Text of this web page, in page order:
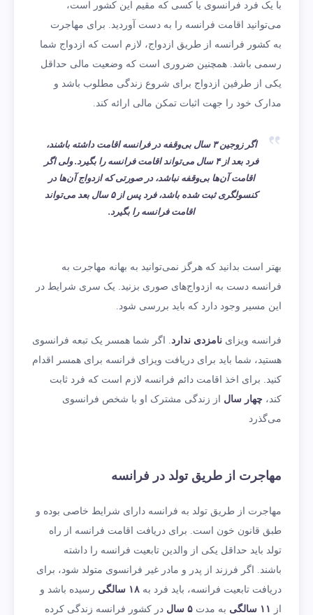
با یک فرد فرانسوی یا کسی که مقیم این کشور است،
می‌توانید اقامت فرانسه را به دست آوردید. برای مهاجرت
به کشور فرانسه از طریق ازدواج، لازم است که ازدواج شما
رسمی باشد. همچنین ضروری است که وضعیت مالی حداقل
یکی از طرفین ازدواج برای شروع زندگی مطلوب باشد و
مدارک خود را جهت اثبات تمکن مالی ارائه کند.
اگر زوجین ۳ سال بی‌وقفه در فرانسه اقامت داشته باشند،
فرد بعد از ۴ سال می‌تواند اقامت فرانسه را بگیرد. ولی اگر
اقامت آن‌ها بی‌وقفه نباشد، در صورتی که ازدواج آن‌ها در
کنسولگری ثبت شده باشد، فرد پس از ۵ سال بعد می‌تواند
اقامت فرانسه را بگیرد.
بهتر است بدانید که هرگز نمی‌توانید به بهانه مهاجرت به
فرانسه دست به ازدواج‌های صوری بزنید. یک سری شرایط در
این مسیر وجود دارد که باید بررسی شود.
فرانسه ویزای نامزدی ندارد. اگر شما همسر یک تبعه فرانسوی
هستید، شما باید برای دریافت ویزای فرانسه برای همسر اقدام
کنید. برای اخذ اقامت دائم فرانسه لازم است که فرد ثابت
کند، چهار سال از زندگی مشترک او با شخص فرانسوی
می‌گذرد
مهاجرت از طریق تولد در فرانسه
مهاجرت از طریق تولد به فرانسه دارای شرایط خاصی بوده و
طبق قانون خون است. برای دریافت اقامت فرانسه از راه
تولد باید حداقل یکی از والدین تابعیت فرانسه را داشته
باشند. اگر فرزند از پدر و مادر غیر فرانسوی متولد شود، برای
دریافت تابعیت فرانسه، باید فرد به ۱۸ سالگی
رسیده باشد و
از
۱۱ سالگی به مدت
در کشور فرانسه زندگی کرده